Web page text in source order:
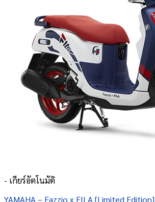
- เกียร์อัตโนมัติ
YAMAHA – Fazzio x FILA [Limited Edition]